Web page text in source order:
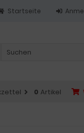
Startseite
0 Artikel